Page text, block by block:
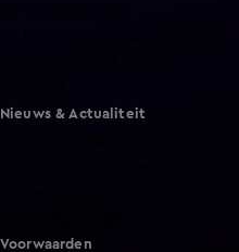
Nieuws & Actualiteit
Voorwaarden